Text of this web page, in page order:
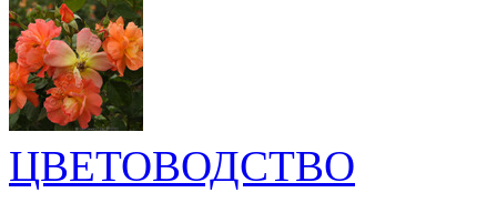
ЦВЕТОВОДСТВО